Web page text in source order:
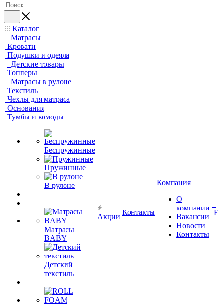
Каталог
Матрасы
Кровати
Подушки и одеяла
Детские товары
Топперы
Матрасы в рулоне
Текстиль
Чехлы для матраса
Основания
Тумбы и комоды
Беспружинные
Пружинные
В рулоне
Матрасы
BABY
Детский
текстиль
Акции
Контакты
Компания
О
компании
Вакансии
Новости
Контакты
+